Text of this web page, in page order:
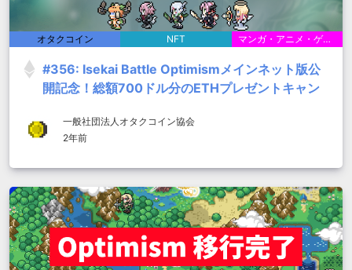
オタクコイン NFT マンガ・アニメ・ゲーム
#356: Isekai Battle Optimismメインネット版公
開記念！総額700ドル分のETHプレゼントキャン
一般社団法人オタクコイン協会
2年前